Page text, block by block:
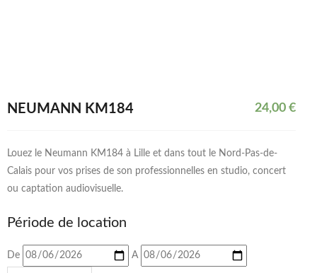
NEUMANN KM184 24,00 €
Louez le Neumann KM184 à Lille et dans tout le Nord-Pas-de-
Calais pour vos prises de son professionnelles en studio, concert
ou captation audiovisuelle.
Période de location
De A